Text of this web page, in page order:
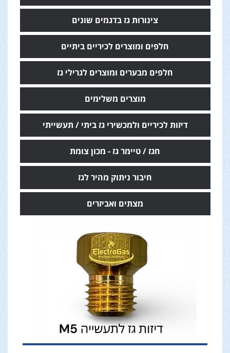
צינורות גז בדגמים שונים
חלפים ומוצרים לכיריים ביתיים
חלפים מבערים ומוצרים לגרילי גז
מוצרים משלימים
דיזות לכיריים ולמכשירי גז ביתי / תעשייתי
חגז / טיימר גז - מכון צומת
חיבור ניתוק מהיר לגז
מצתים ואביזרים